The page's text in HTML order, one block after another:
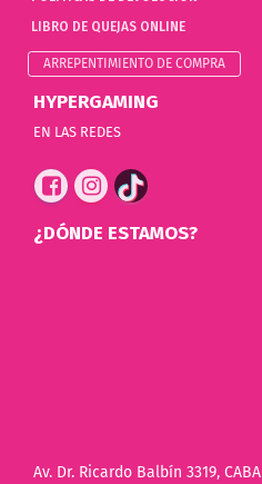
LIBRO DE QUEJAS ONLINE
ARREPENTIMIENTO DE COMPRA
HYPERGAMING
EN LAS REDES
¿DÓNDE ESTAMOS?
Av. Dr. Ricardo Balbín 3319, CABA